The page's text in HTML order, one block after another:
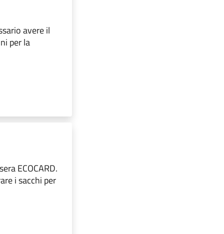
avere il
per la
ECOCARD.
i sacchi per